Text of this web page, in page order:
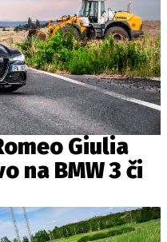
Giulia
na BMW 3 či